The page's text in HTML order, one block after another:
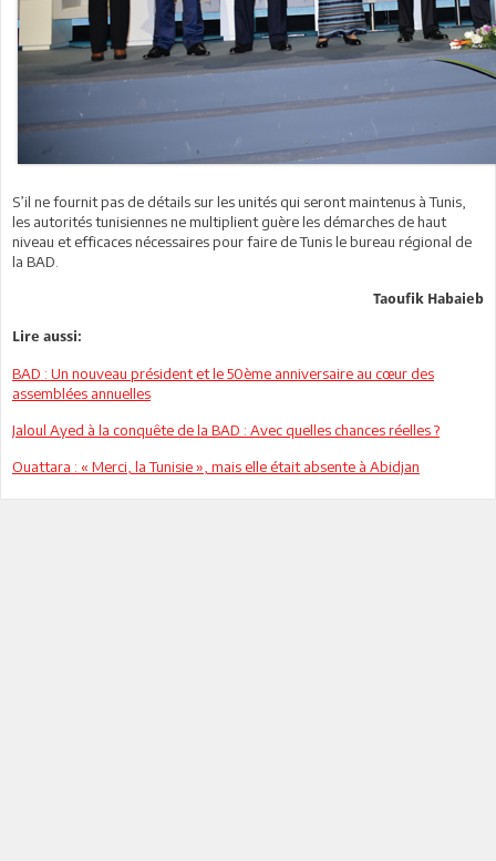
S’il ne fournit pas de détails sur les unités qui seront maintenus à Tunis,
les autorités tunisiennes ne multiplient guère les démarches de haut
niveau et efficaces nécessaires pour faire de Tunis le bureau régional de
la BAD.
Taoufik Habaieb
Lire aussi:
BAD : Un nouveau président et le 50ème anniversaire au cœur des
assemblées annuelles
Jaloul Ayed à la conquête de la BAD : Avec quelles chances réelles ?
Ouattara : « Merci, la Tunisie », mais elle était absente à Abidjan